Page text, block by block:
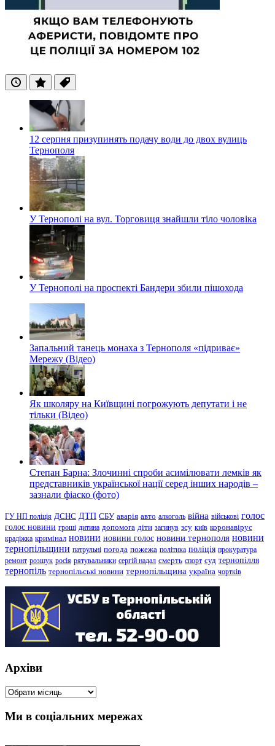
ОстанніПопулярні
Теги
12 серпня призупинять подачу води до двох вулиць
Тернополя
У Тернополі на вул. Торговиця знайшли тіло чоловіка
У Тернополі на проспекті Бандери збили пішохода
Запальний танець монаха з Тернополя «підриває»
Мережу (Відео)
Як школяру на Київщині погрожують депутати і не
тільки (Відео)
Степан Барна: Злочинні спроби асимілювати лемків як
представників української нації серед інших народів –
зазнали фіаско (фото)
ГУ НП поліція ДСНС ДТП СБУ аварія авто алкоголь війна військові голос
голос новини гроші дитина допомога діти загинув зсу київ коронавірус
крадіжка кримінал новини новини голос новини тернополя новини
тернопільщини патрульні погода пожежа політика поліція прокуратура
ремонт розшук росія рятувальники сергій надал смерть спорт суд тернопілля
тернопіль тернопільські новини тернопільщина україна чортків
Архіви
Архіви
Ми в соціальних мережах